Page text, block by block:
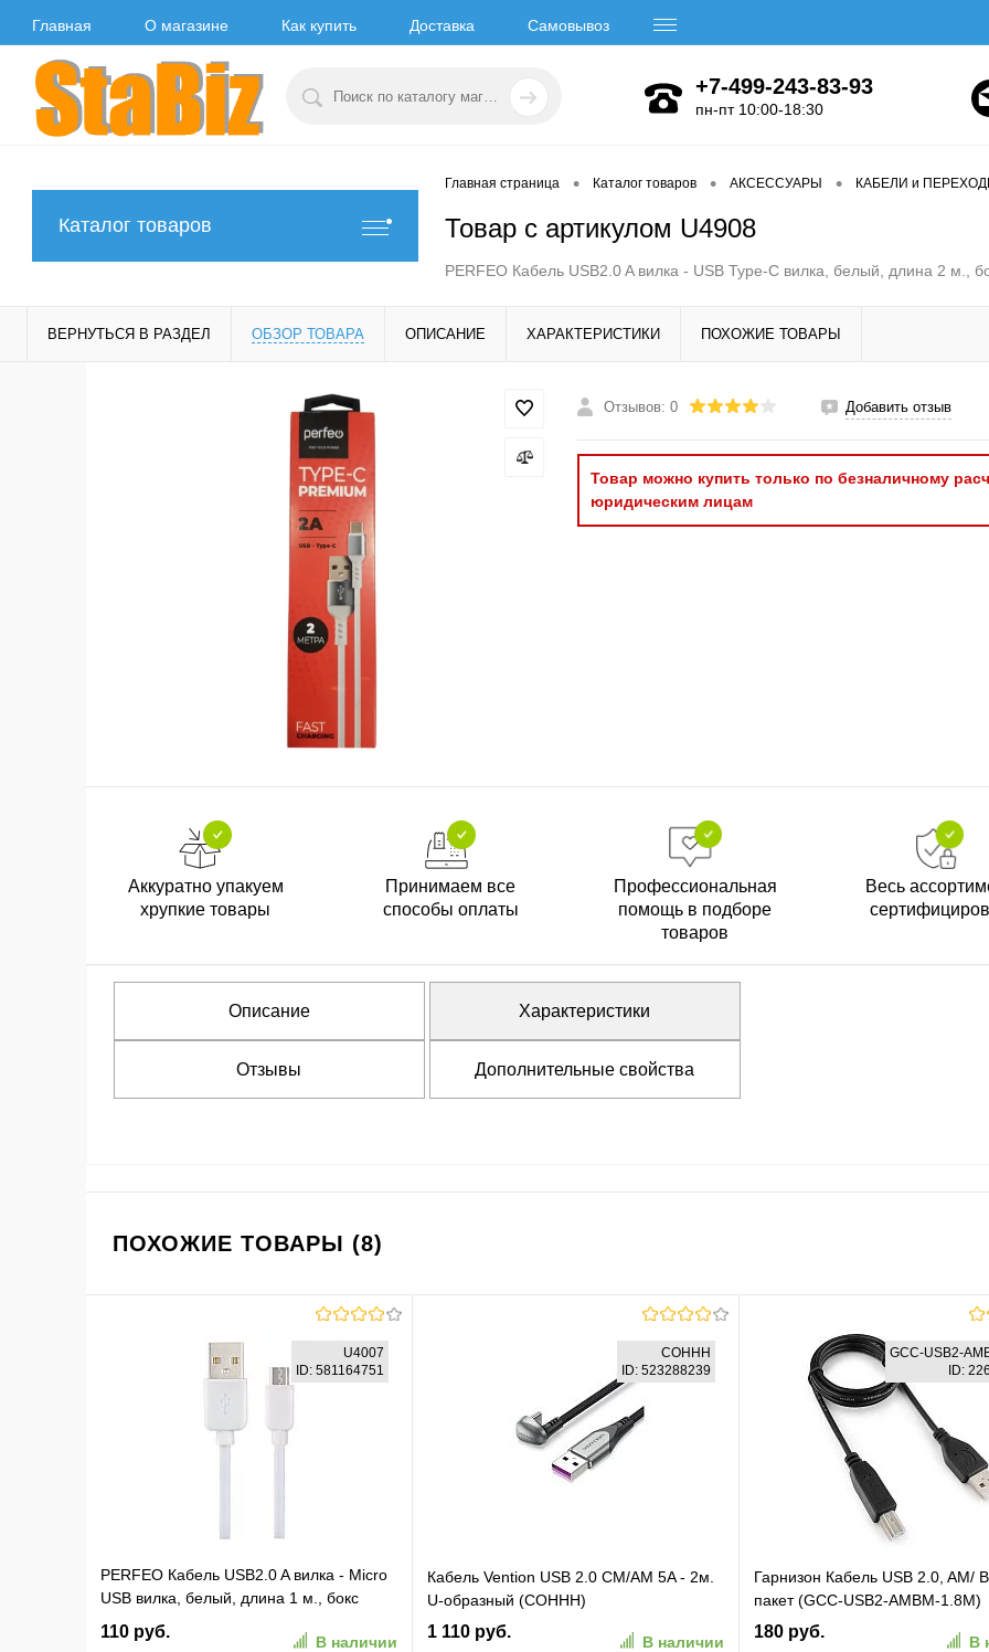
Главная О магазине Как купить Доставка Самовывоз
+7-499-243-83-93
пн-пт 10:00-18:30
Каталог товаров
Главная страница • Каталог товаров • АКСЕССУАРЫ • КАБЕЛИ и
Товар с артикулом U4908
PERFEO Кабель USB2.0 A вилка - USB Type-C вилка, белый, длина 2 м.,
ВЕРНУТЬСЯ В РАЗДЕЛ ОБЗОР ТОВАРА ОПИСАНИЕ ХАРАКТЕРИСТИКИ ПОХОЖИЕ ТОВАРЫ
Отзывов: 0 Добавить отзыв
Товар можно купить только по безналичному
юридическим лицам
Аккуратно упакуем
хрупкие товары
Принимаем все
способы оплаты
Профессиональная
помощь в подборе
товаров
Весь
Описание Характеристики
Отзывы Дополнительные свойства
ПОХОЖИЕ ТОВАРЫ (8)
U4007
ID: 581164751
PERFEO Кабель USB2.0 A вилка - Micro
USB вилка, белый, длина 1 м., бокс
(U4007)
110 руб.
В наличии
COHHH
ID: 523288239
Кабель Vention USB 2.0 CM/AM 5A - 2м.
U-образный (COHHH)
1 110 руб.
В наличии
GCC-USB2-
ID:
Гарнизон Кабель USB 2.0, AM/
пакет (GCC-USB2-AMBM-1.8M)
180 руб.
В